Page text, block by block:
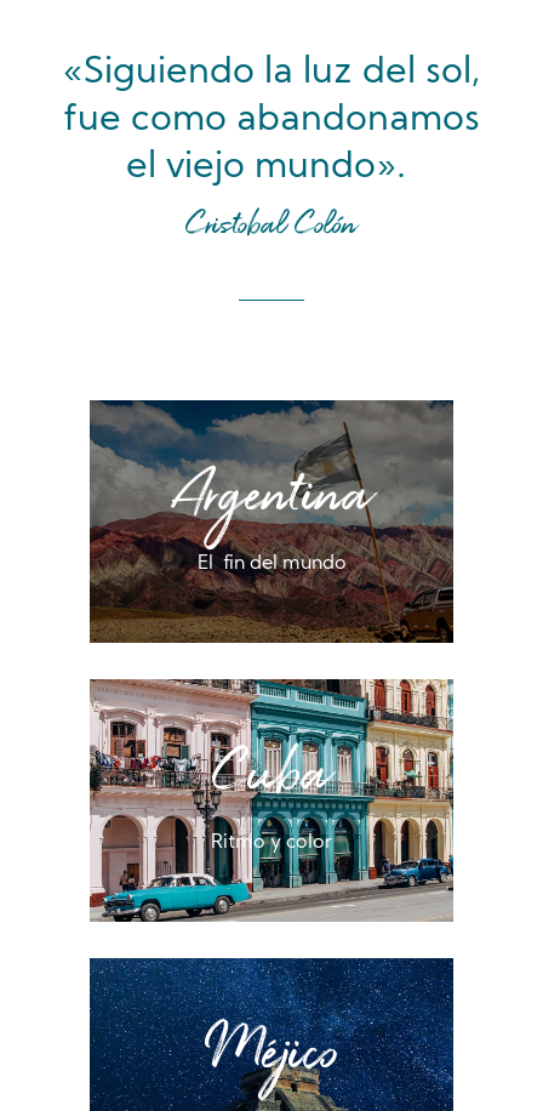
«Siguiendo la luz del sol,
fue como abandonamos
el viejo mundo».
Cristobal Colón
Argentina
El fin del mundo
Cuba
Ritmo y color
Méjico